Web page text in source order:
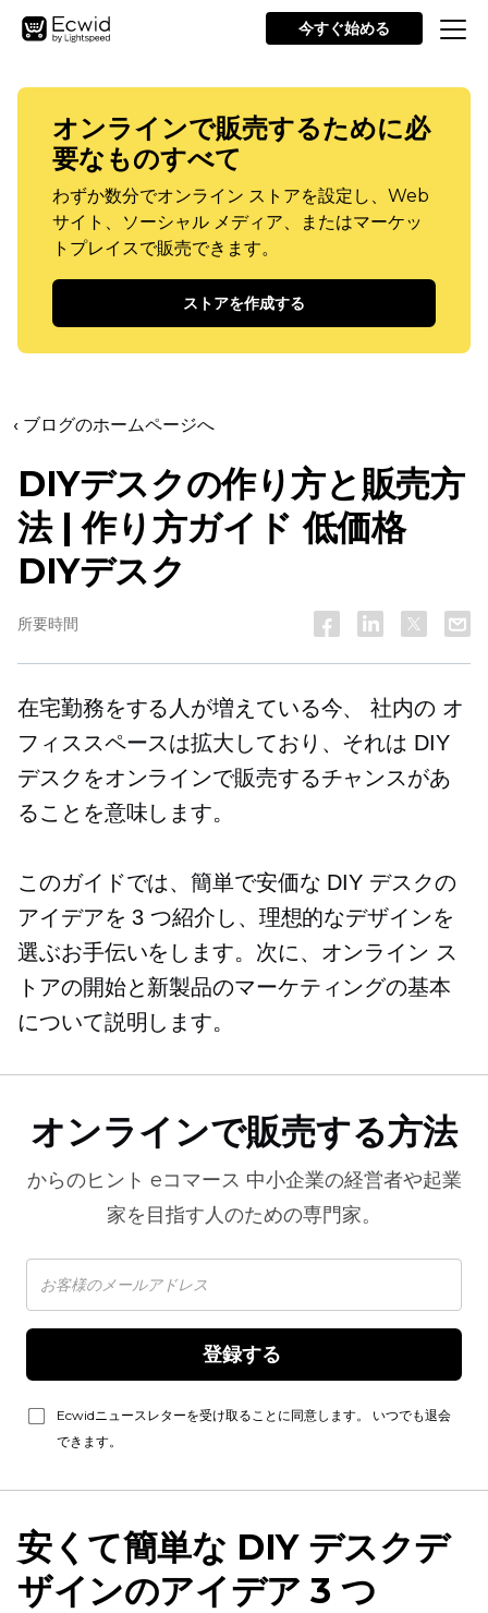
今すぐ始める
オンラインで販売するために必
要なものすべて
わずか数分でオンライン ストアを設定し、Web
サイト、ソーシャル メディア、またはマーケッ
トプレイスで販売できます。
ストアを作成する
‹ ブログのホームページへ
DIYデスクの作り方と販売方
法 | 作り方ガイド低価格
DIYデスク
所要時間
在宅勤務をする人が増えている今、社内の オ
フィススペースは拡大しており、それは DIY
デスクをオンラインで販売するチャンスがあ
ることを意味します。
このガイドでは、簡単で安価な DIY デスクの
アイデアを 3 つ紹介し、理想的なデザインを
選ぶお手伝いをします。次に、オンライン ス
トアの開始と新製品のマーケティングの基本
について説明します。
オンラインで販売する方法
からのヒント eコマース 中小企業の経営者や起業
家を目指す人のための専門家。
Ecwidニュースレターを受け取ることに同意します。 いつでも退会
できます。
安くて簡単な DIY デスクデ
ザインのアイデア 3 つ